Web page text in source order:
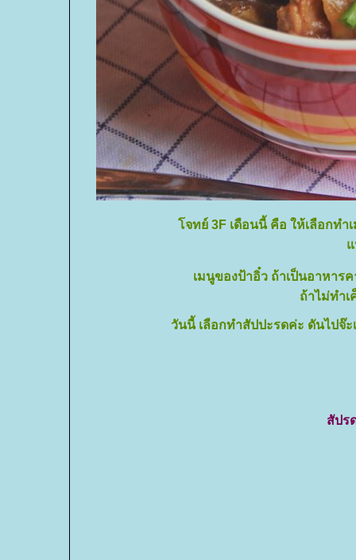
จทย์ 3F เดือนนี้ คือ ให้เลือกทำ
เมนูของป้าอิ๋ว ถ้าเป็นอาหาร
ถ้าไม่ทำ
วันนี้ เลือกทำสัปปะรดค่ะ ดันไปจ๊ะ
สัปร